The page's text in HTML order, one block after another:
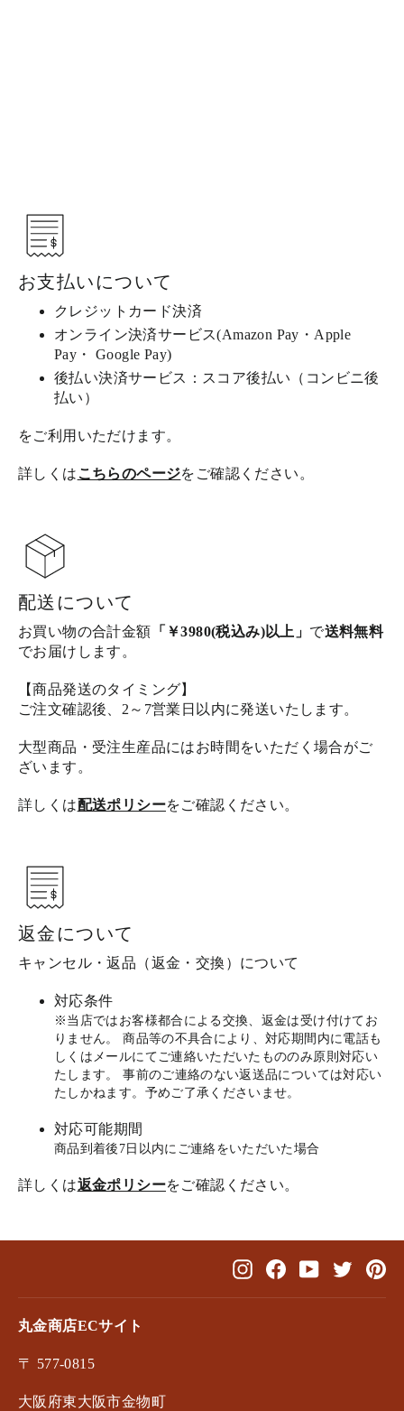
お支払いについて
クレジットカード決済
オンライン決済サービス(Amazon Pay・Apple
Pay・ Google Pay)
後払い決済サービス：スコア後払い（コンビニ後
払い）
をご利用いただけます。
詳しくは こちらのページをご確認ください。
配送について
お買い物の合計金額 「￥3980(税込み)以上」 で送料無料
でお届けします。
【商品発送のタイミング】
ご注文確認後、2～7営業日以内に発送いたします。
大型商品・受注生産品にはお時間をいただく場合がご
ざいます。
詳しくは配送ポリシーをご確認ください。
返金について
キャンセル・返品（返金・交換）について
対応条件
※当店ではお客様都合による交換、返金は受け付けてお
りません。 商品等の不具合により、対応期間内に電話も
しくはメールにてご連絡いただいたもののみ原則対応い
たします。 事前のご連絡のない返送品については対応い
たしかねます。予めご了承くださいませ。
対応可能期間
商品到着後7日以内にご連絡をいただいた場合
詳しくは返金ポリシーをご確認ください。
InstagramFacebookYouTubeTwitter
丸金商店ECサイト
〒 577-0815
大阪府東大阪市金物町